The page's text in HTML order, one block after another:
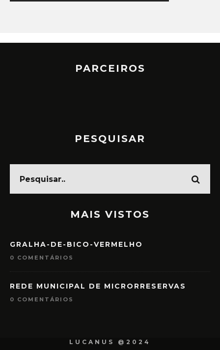
PARCEIROS
PESQUISAR
MAIS VISTOS
GRALHA-DE-BICO-VERMELHO
0 COMENTÁRIOS
REDE MUNICIPAL DE MICRORRESERVAS
0 COMENTÁRIOS
LUCANUS @2024